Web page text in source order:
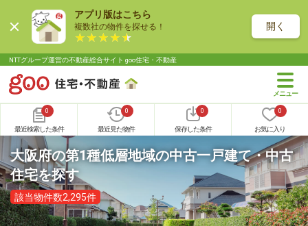
アプリ版はこちら
複数社の物件を探せる！ 開く
NTTグループ運営の不動産総合サイト goo住宅・不動産
0
最近検索した条件
0
最近見た物件
0
保存した条件
0
お気に入り
大阪府の第1種低層地域の中古一戸建て・中古
住宅を探す
該当物件数2,295件